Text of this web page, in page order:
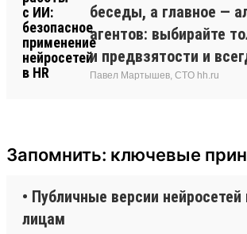
беседы, а главное —
агентов: выбирайте
и предвзятости и
Павел Мартышев, CTO hh.ru
Запомнить: ключевые
• Публичные версии
лицам